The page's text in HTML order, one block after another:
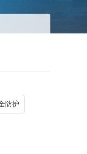
防护